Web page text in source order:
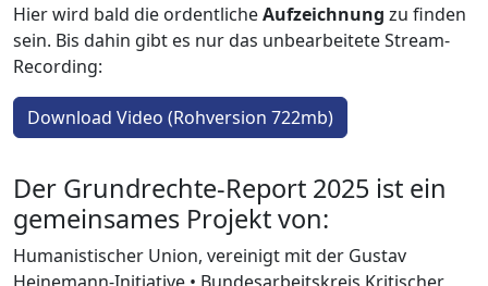
Hier wird bald die ordentlicheAufzeichnung zu finden
sein. Bis dahin gibt es nur das unbearbeitete Stream-
Recording:
Download Video (Rohversion 722mb)
Der Grundrechte-Report 2025 ist ein
gemeinsames Projekt von:
Humanistischer Union, vereinigt mit der Gustav
Heinemann-Initiative • Bundesarbeitskreis Kritischer